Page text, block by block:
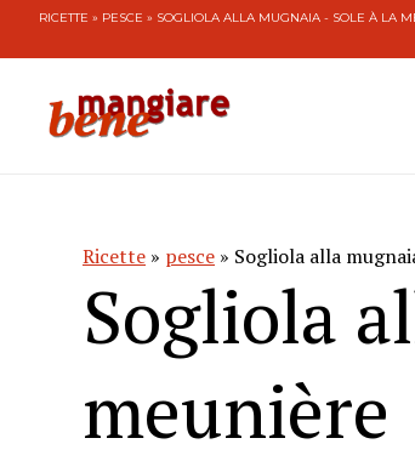
RICETTE » PESCE » SOGLIOLA ALLA MUGNAIA - SOLE À LA
Ricette » pesce » Sogliola alla
Sogliola
meunière